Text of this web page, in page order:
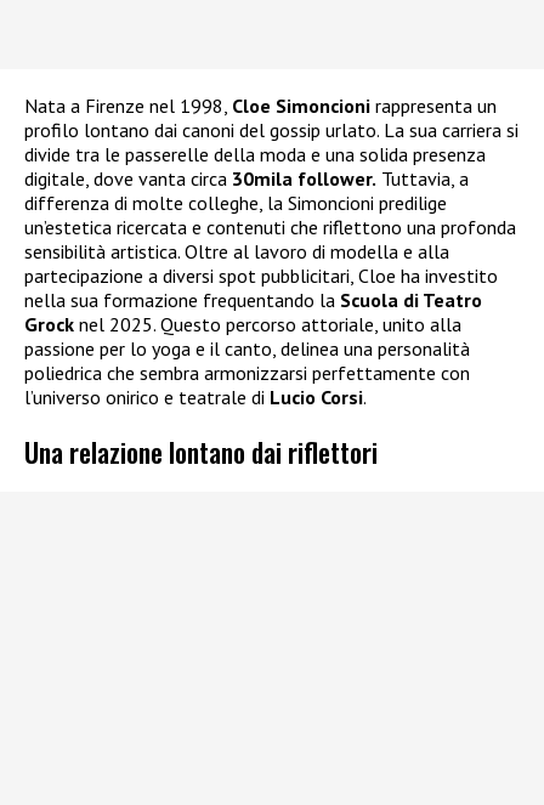
Nata a Firenze nel 1998, Cloe Simoncioni rappresenta un
profilo lontano dai canoni del gossip urlato. La sua carriera si
divide tra le passerelle della moda e una solida presenza
digitale, dove vanta circa 30mila follower. Tuttavia, a
differenza di molte colleghe, la Simoncioni predilige
un’estetica ricercata e contenuti che riflettono una profonda
sensibilità artistica. Oltre al lavoro di modella e alla
partecipazione a diversi spot pubblicitari, Cloe ha investito
nella sua formazione frequentando la Scuola di Teatro
Grock nel 2025. Questo percorso attoriale, unito alla
passione per lo yoga e il canto, delinea una personalità
poliedrica che sembra armonizzarsi perfettamente con
l’universo onirico e teatrale di Lucio Corsi.
Una relazione lontano dai riflettori